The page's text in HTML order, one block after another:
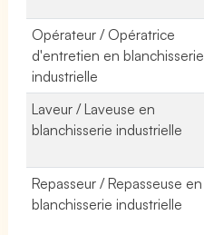
Opérateur / Opératrice
d'entretien en blanchisserie
industrielle
Laveur / Laveuse en
blanchisserie industrielle
Repasseur / Repasseuse en
blanchisserie industrielle